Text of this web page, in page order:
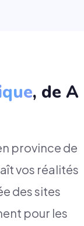
, de A
province de
vos réalités
des sites
pour les